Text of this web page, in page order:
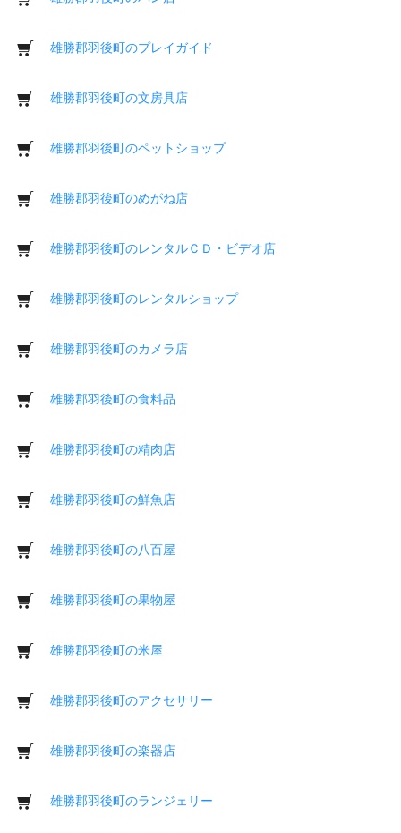
雄勝郡羽後町のプレイガイド
雄勝郡羽後町の文房具店
雄勝郡羽後町のペットショップ
雄勝郡羽後町のめがね店
雄勝郡羽後町のレンタルＣＤ・ビデオ店
雄勝郡羽後町のレンタルショップ
雄勝郡羽後町のカメラ店
雄勝郡羽後町の食料品
雄勝郡羽後町の精肉店
雄勝郡羽後町の鮮魚店
雄勝郡羽後町の八百屋
雄勝郡羽後町の果物屋
雄勝郡羽後町の米屋
雄勝郡羽後町のアクセサリー
雄勝郡羽後町の楽器店
雄勝郡羽後町のランジェリー